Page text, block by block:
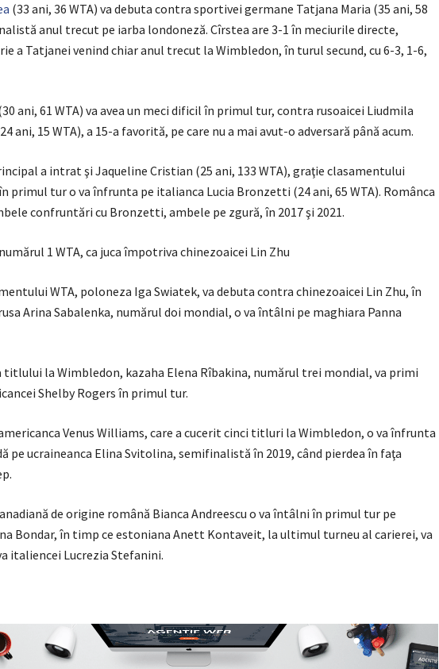
(33 ani, 36 WTA) va debuta contra sportivei germane Tatjana Maria (35 ani, 58
anul trecut pe iarba londoneză. Cîrstea are 3-1 în meciurile directe,
a Tatjanei venind chiar anul trecut la Wimbledon, în turul secund, cu 6-3, 1-6,
ani, 61 WTA) va avea un meci dificil în primul tur, contra rusoaicei Liudmila
ani, 15 WTA), a 15-a favorită, pe care nu a mai avut-o adversară până acum.
a intrat şi Jaqueline Cristian (25 ani, 133 WTA), graţie clasamentului
primul tur o va înfrunta pe italianca Lucia Bronzetti (24 ani, 65 WTA). Românca
confruntări cu Bronzetti, ambele pe zgură, în 2017 şi 2021.
1 WTA, ca juca împotriva chinezoaicei Lin Zhu
WTA, poloneza Iga Swiatek, va debuta contra chinezoaicei Lin Zhu, în
Arina Sabalenka, numărul doi mondial, o va întâlni pe maghiara Panna
titlului la Wimbledon, kazaha Elena Rîbakina, numărul trei mondial, va primi
Shelby Rogers în primul tur.
Venus Williams, care a cucerit cinci titluri la Wimbledon, o va înfrunta
pe ucraineanca Elina Svitolina, semifinalistă în 2019, când pierdea în faţa
de origine română Bianca Andreescu o va întâlni în primul tur pe
Bondar, în timp ce estoniana Anett Kontaveit, la ultimul turneu al carierei, va
italiencei Lucrezia Stefanini.